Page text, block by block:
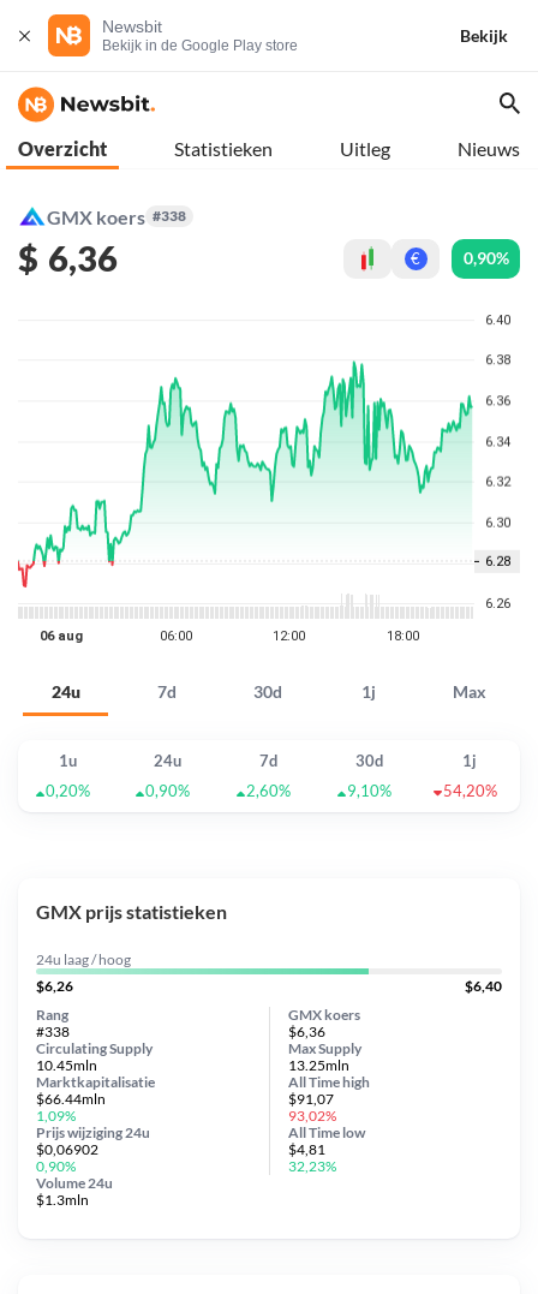
Newsbit
Bekijk in de Google Play store
Bekijk
Overzicht Statistieken Uitleg Nieuws
GMX koers #338
$ 6,36 € 0,90%
24u 7d 30d 1j Max
1u 24u 7d 30d
1j
0,20%
0,90% 2,60% 9,10% 54,20%
GMX prijs statistieken
24u laag / hoog
$6,26
$6,40
GMX koers
$6,36
Circulating Supply
10.45mln
Prijs wijziging 24u
$0,06902
0,90%
Max Supply
13.25mln
Marktkapitalisatie
$66.44mln
1,09%
Volume 24u
$1.3mln
Rang
#338
All Timehigh
$91,07
93,02%
All Time low
$4,81
32,23%